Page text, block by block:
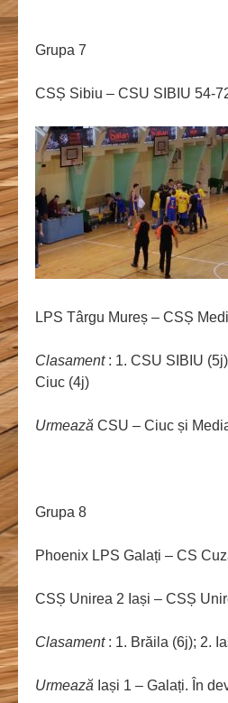
Grupa 7
CSȘ Sibiu – CSU SIBIU 54-
LPS Târgu Mureș – CSȘ
Clasament: 1. CSU SIBIU
Ciuc (4j)
Urmează CSU – Ciuc și
Grupa 8
Phoenix LPS Galați – CS
CSȘ Unirea 2 Iași – CSȘ
Clasament: 1. Brăila (6j); 2.
Urmează Iași 1 – Galați. În